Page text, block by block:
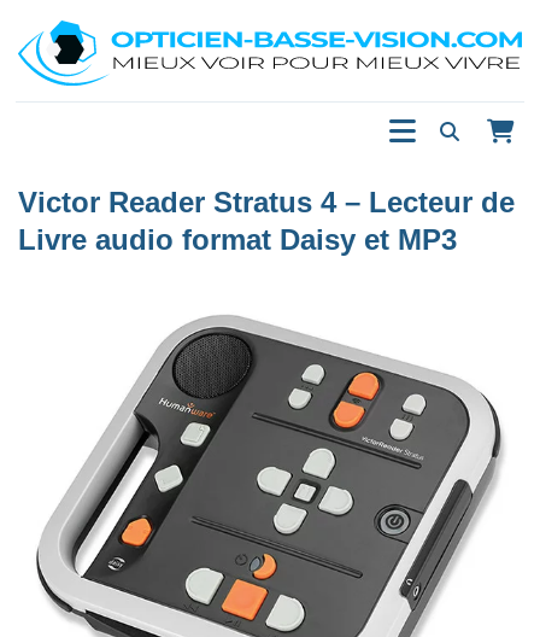
Victor Reader Stratus 4 – Lecteur de
Livre audio format Daisy et MP3